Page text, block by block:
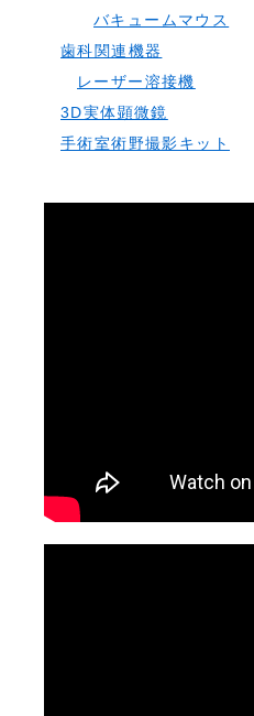
バキュームマウス
歯科関連機器
レーザー溶接機
3D実体顕微鏡
手術室術野撮影キット